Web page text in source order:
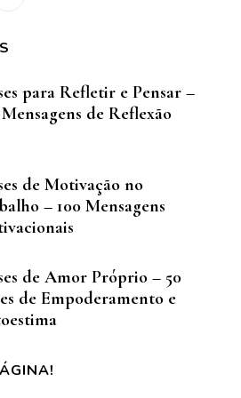
para Refletir e Pensar –
de Reflexão
de Motivação no
– 100 Mensagens
de Amor Próprio – 50
de Empoderamento e